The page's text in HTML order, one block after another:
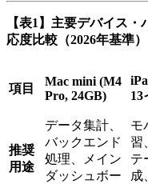
【表1】主要デバイス
応度比較（2026年基準）
項目
Mac mini (M4
Pro, 24GB)
13
推奨
用途
データ集計、
バックエンド
処理、メイン
ダッシュボー
モ
習
テ
成